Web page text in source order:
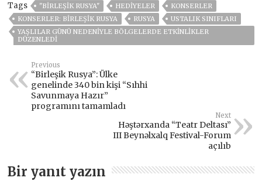
Tags "BIRLEŞIK RUSYA" HEDIYELER
KONSERLER
KONSERLER: BIRLEŞIK RUSYA
RUSYA
USTALIK SINIFLARI
YAŞLILAR GÜNÜ NEDENIYLE BÖLGELERDE ETKINLIKLER
DÜZENLEDI
Previous
“Birleşik Rusya”: Ülke
genelinde 340 bin kişi “Sıhhi
Savunmaya Hazır”
programını tamamladı
Next
Həştərxanda “Teatr Deltası”
III Beynəlxalq Festival-Forum
açılıb
Bir yanıt yazın